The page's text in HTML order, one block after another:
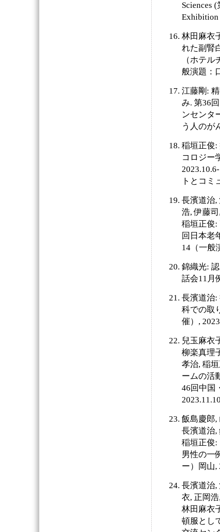
Sciences
Exhibition
林田麻衣
れた副腎
（ホテ
般演題：
江藤剛:
み. 第36
ンセンタ
う人のが
稲垣正俊:
コロジー
トとコミ
長濱道治,
浩, 伊藤
稲垣正俊:
回日本老
14（一般
錦織光:
話会11月
長濱道治:
科での取
催）,
兒玉麻衣
柳楽真理
孝治, 稲
ームの活
46回中国
飯島慶郎,
長濱道治,
稲垣正俊:
男性の一
ー）岡山,
長濱道治,
衣, 正岡
林田麻衣
頓服とし